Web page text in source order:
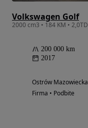
Volkswagen Golf
2000 cm3 • 184 KM •
200 000 km
2017
Ostrów
Firma • Podbite